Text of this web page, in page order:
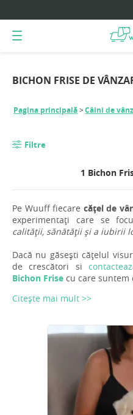
BICHON FRISE DE
Pagina principală Câini de
Filtre
1 Bichon
Pe Wuuff fiecare cățel de
experimentați care se
calității, sănătății și a iubirii
Dacă nu găsești cățelul
de crescători si
Bichon Frise cu care
Citește mai mult >>